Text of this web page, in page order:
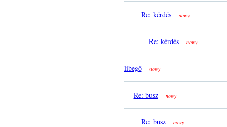
Re: kérdés nowy
Re: kérdés nowy
libegő nowy
Re: busz nowy
Re: busz nowy